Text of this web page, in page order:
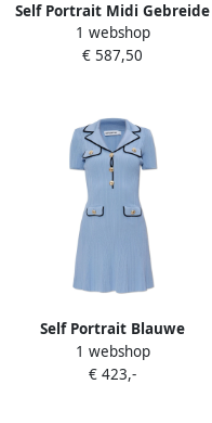
Self Portrait Midi Gebreide
Jurk Rs25-034M-Bl Blue
Dames
1 webshop
€ 587,50
Self Portrait Blauwe
Gebreide Jurk met Gouden
Knopen Blue Dames
1 webshop
€ 423,-